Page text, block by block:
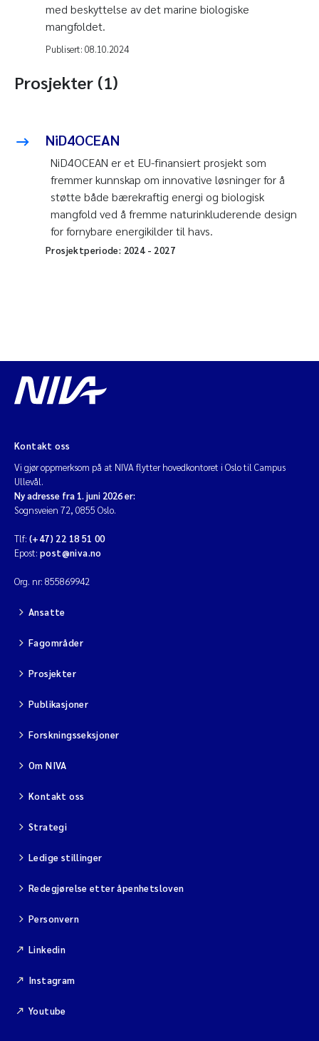
med beskyttelse av det marine biologiske
mangfoldet.
Publisert: 08.10.2024
Prosjekter (1)
NiD4OCEAN
NiD4OCEAN er et EU-finansiert prosjekt som
fremmer kunnskap om innovative løsninger for å
støtte både bærekraftig energi og biologisk
mangfold ved å fremme naturinkluderende design
for fornybare energikilder til havs.
Prosjektperiode: 2024- 2027
Kontakt oss
Vi gjør oppmerksom på at NIVA flytter hovedkontoret i Oslo til Campus
Ullevål.
Ny adresse fra 1. juni 2026 er:
Sognsveien 72, 0855 Oslo.
Tlf: (+47) 22 18 51 00
Epost: post@niva.no
Org. nr: 855869942
Ansatte
Fagområder
Prosjekter
Publikasjoner
Forskningsseksjoner
Om NIVA
Kontakt oss
Strategi
Ledige stillinger
Redegjørelse etter åpenhetsloven
Personvern
Linkedin
Instagram
Youtube